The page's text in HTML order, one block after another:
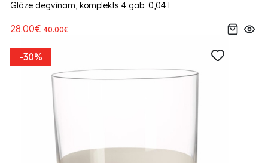
Glāze degvīnam, komplekts 4 gab. 0,04 l
28.00€ 40.00€
-30%